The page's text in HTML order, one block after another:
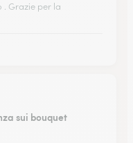
. Grazie per la
sui bouquet